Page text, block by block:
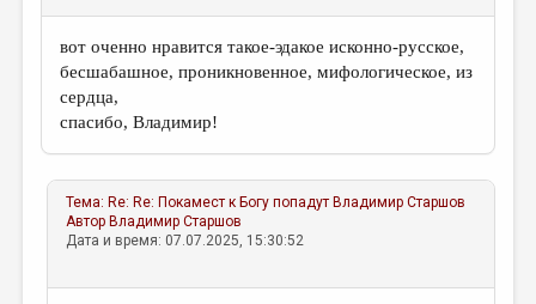
вот оченно нравится такое-эдакое исконно-русское,
бесшабашное, проникновенное, мифологическое, из
сердца,
спасибо, Владимир!
Тема: Re: Re: Покамест к Богу попадут Владимир Старшов
Автор Владимир Старшов
Дата и время: 07.07.2025, 15:30:52